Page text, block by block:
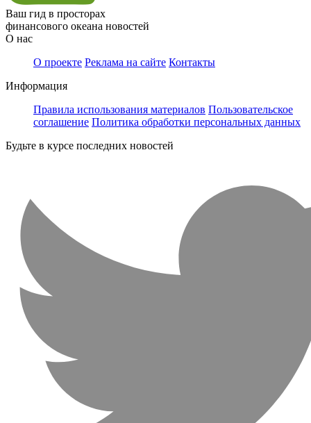
Ваш гид в просторах
финансового океана новостей
О нас
О проекте Реклама на сайте Контакты
Информация
Правила использования материалов Пользовательское
соглашение Политика обработки персональных данных
Будьте в курсе последних новостей